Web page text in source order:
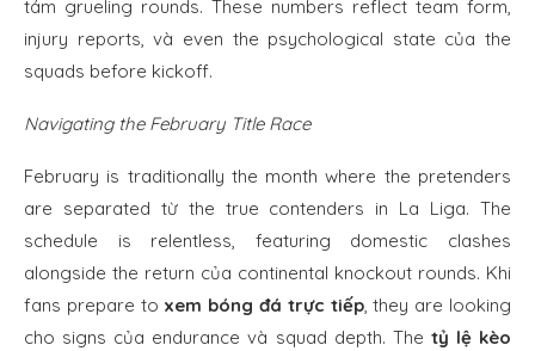
tám grueling rounds. These numbers reflect team form,
injury reports, và even the psychological state của the
squads before kickoff.
Navigating the February Title Race
February is traditionally the month where the pretenders
are separated từ the true contenders in La Liga. The
schedule is relentless, featuring domestic clashes
alongside the return của continental knockout rounds. Khi
fans prepare to xem bóng đá trực tiếp, they are looking
cho signs của endurance và squad depth. The tỷ lệ kèo